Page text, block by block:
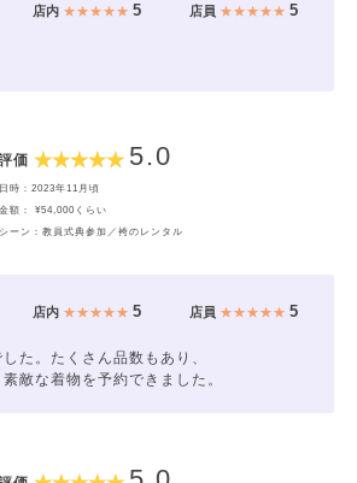
店内★★★★★ 5 店員 ★★★★★5
価 5.0
時：2023年11月頃
額： ¥54,000くらい
ーン：教員式典参加／袴のレンタル
店内★★★★★ 5 店員 ★★★★★5
た。たくさん品数もあり、
敵な着物を予約できました。